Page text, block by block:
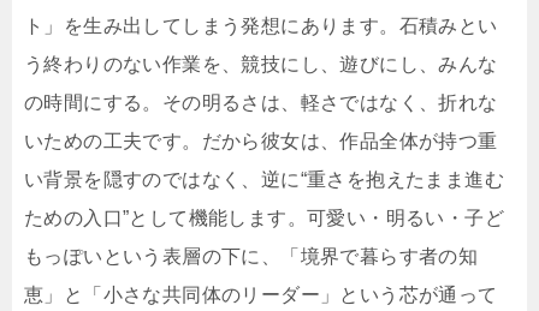
ト」を生み出してしまう発想にあります。石積みとい
う終わりのない作業を、競技にし、遊びにし、みんな
の時間にする。その明るさは、軽さではなく、折れな
いための工夫です。だから彼女は、作品全体が持つ重
い背景を隠すのではなく、逆に“重さを抱えたまま進む
ための入口”として機能します。可愛い・明るい・子ど
もっぽいという表層の下に、「境界で暮らす者の知
恵」と「小さな共同体のリーダー」という芯が通って